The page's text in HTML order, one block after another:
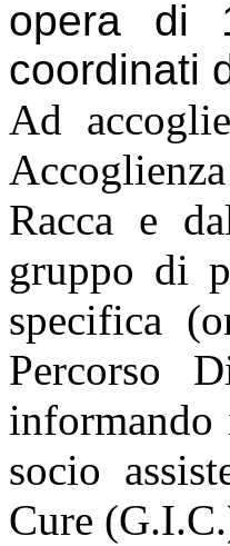
opera di
coordinati
Ad
Racca e
gruppo di
specifica
Percorso
socio
Cure